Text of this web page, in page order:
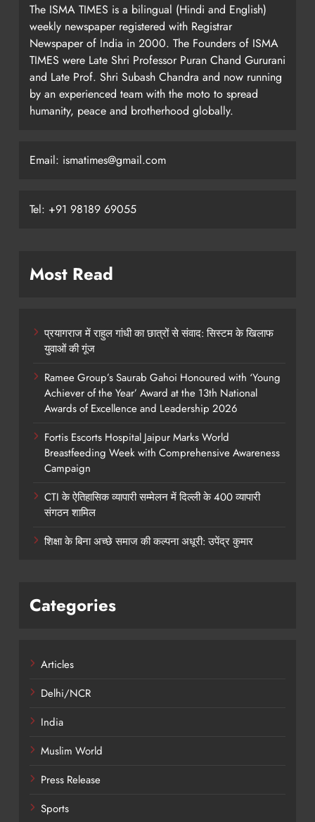
The ISMA TIMES is a bilingual (Hindi and English)
weekly newspaper registered with Registrar
Newspaper of India in 2000. The Founders of ISMA
TIMES were Late Shri Professor Puran Chand Gururani
and Late Prof. Shri Subash Chandra and now running
by an experienced team with the moto to spread
humanity, peace and brotherhood globally.
Email: ismatimes@gmail.com
Tel: +91 98189 69055
Most Read
प्रयागराज में राहुल गांधी का छात्रों से संवाद: सिस्टम के खिलाफ
युवाओं की गूंज
Ramee Group’s Saurab Gahoi Honoured with ‘Young
Achiever of the Year’ Award at the 13th National
Awards of Excellence and Leadership 2026
Fortis Escorts Hospital Jaipur Marks World
Breastfeeding Week with Comprehensive Awareness
Campaign
CTI के ऐतिहासिक व्यापारी सम्मेलन में दिल्ली के 400 व्यापारी
संगठन शामिल
शिक्षा के बिना अच्छे समाज की कल्पना अधूरी: उपेंद्र कुमार
Categories
Articles
Delhi/NCR
India
Muslim World
Press Release
Sports